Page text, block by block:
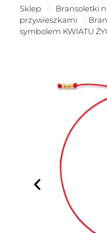
Sklep / Bransoletki
przywieszkami
/
symbolem KWIATU